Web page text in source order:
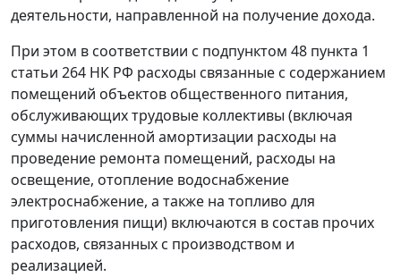
деятельности, направленной на получение дохода.
При этом в соответствии с подпунктом 48 пункта 1
статьи 264 НК РФ расходы связанные с содержанием
помещений объектов общественного питания,
обслуживающих трудовые коллективы (включая
суммы начисленной амортизации расходы на
проведение ремонта помещений, расходы на
освещение, отопление водоснабжение
электроснабжение, а также на топливо для
приготовления пищи) включаются в состав прочих
расходов, связанных с производством и
реализацией.